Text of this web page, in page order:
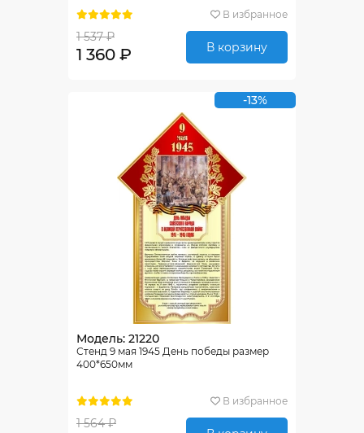
В избранное
1 537 ₽
1 360 ₽ В корзину
-13%
Модель: 21220
Стенд 9 мая 1945 День победы размер
400*650мм
В избранное
1 564 ₽